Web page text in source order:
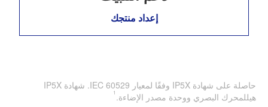
إعداد منتجك
حاصلة على شهادة IP5X وفقًا لمعيار IEC 60529. شهادة IP5X
هيللمحرك البصري ووحدة مصدر الإضاءة. 1